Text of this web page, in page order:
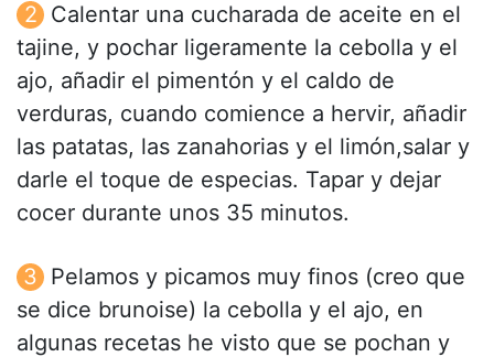
Calentar una cucharada de aceite en el
tajine, y pochar ligeramente la cebolla y el
ajo, añadir el pimentón y el caldo de
verduras, cuando comience a hervir, añadir
las patatas, las zanahorias y el limón,salar y
darle el toque de especias. Tapar y dejar
cocer durante unos 35 minutos.
Pelamos y picamos muy finos (creo que
se dice brunoise) la cebolla y el ajo, en
algunas recetas he visto que se pochan y